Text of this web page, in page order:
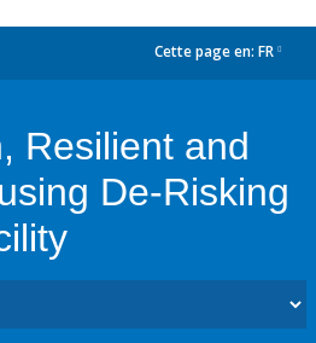
Cette page en: FR
Resilient and
De-Risking